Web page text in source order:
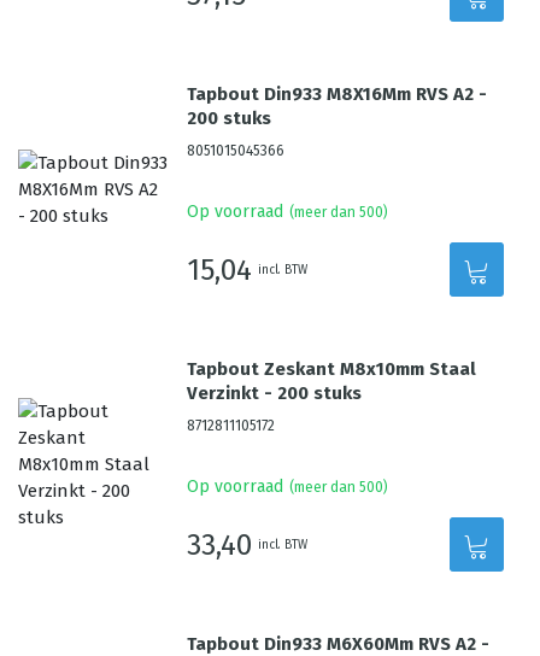
Tapbout Din933 M8X16Mm RVS A2 -
200 stuks
8051015045366
Op voorraad (meer dan 500)
15,04 incl. BTW
Tapbout Zeskant M8x10mm Staal
Verzinkt - 200 stuks
8712811105172
Op voorraad (meer dan 500)
33,40 incl. BTW
Tapbout Din933 M6X60Mm RVS A2 -